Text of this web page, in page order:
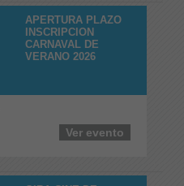
APERTURA PLAZO
INSCRIPCION
CARNAVAL DE
VERANO 2026
Ver evento